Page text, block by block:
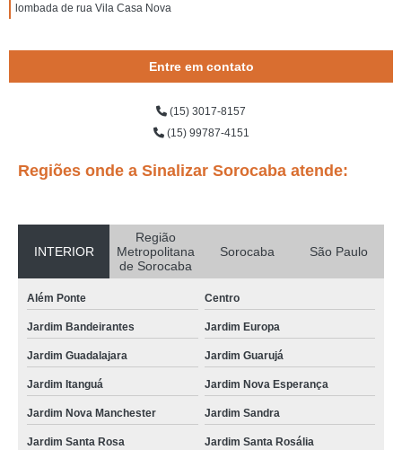
lombada de rua Vila Casa Nova
Entre em contato
(15) 3017-8157
(15) 99787-4151
Regiões onde a Sinalizar Sorocaba atende:
INTERIOR
Região
Metropolitana
de Sorocaba
Sorocaba São Paulo
Além Ponte Centro
Jardim Bandeirantes Jardim Europa
Jardim Guadalajara Jardim Guarujá
Jardim Itanguá Jardim Nova Esperança
Jardim Nova Manchester Jardim Sandra
Jardim Santa Rosa Jardim Santa Rosália